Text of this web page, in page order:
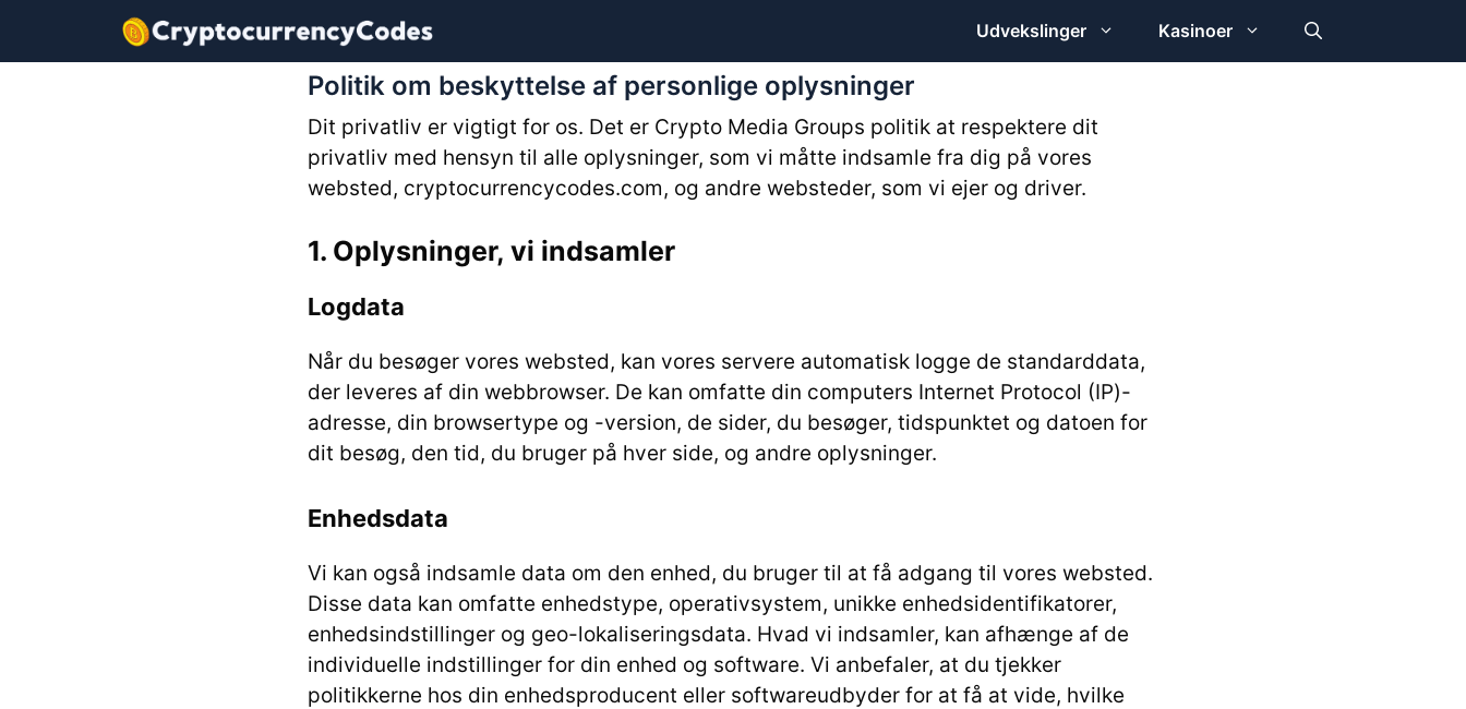
Udvekslinger Kasinoer
Politik om beskyttelse af personlige oplysninger
Dit privatliv er vigtigt for os. Det er Crypto Media Groups politik at respektere dit
privatliv med hensyn til alle oplysninger, som vi måtte indsamle fra dig på vores
websted, cryptocurrencycodes.com, og andre websteder, som vi ejer og driver.
1. Oplysninger, vi indsamler
Logdata
Når du besøger vores websted, kan vores servere automatisk logge de standarddata,
der leveres af din webbrowser. De kan omfatte din computers Internet Protocol (IP)-
adresse, din browsertype og -version, de sider, du besøger, tidspunktet og datoen for
dit besøg, den tid, du bruger på hver side, og andre oplysninger.
Enhedsdata
Vi kan også indsamle data om den enhed, du bruger til at få adgang til vores websted.
Disse data kan omfatte enhedstype, operativsystem, unikke enhedsidentifikatorer,
enhedsindstillinger og geo-lokaliseringsdata. Hvad vi indsamler, kan afhænge af de
individuelle indstillinger for din enhed og software. Vi anbefaler, at du tjekker
politikkerne hos din enhedsproducent eller softwareudbyder for at få at vide, hvilke